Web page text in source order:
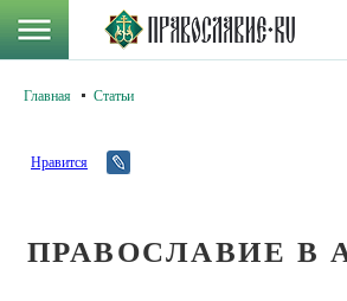
Главная Статьи
Нравится
ПРАВОСЛАВИЕ В